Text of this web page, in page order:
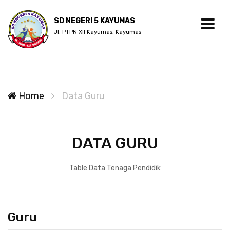
SD NEGERI 5 KAYUMAS
Jl. PTPN XII Kayumas, Kayumas
Home Data Guru
DATA GURU
Table Data Tenaga Pendidik
Guru